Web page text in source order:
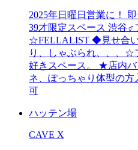
2025年日曜日営業に！
39才限定スペース 渋谷
☆FELLALIST ◆見せ合
り、しゃぶられ、、、☆
好きスペース。 ★店内
ネ、ぽっちゃり体型の
可
ハッテン場
CAVE X